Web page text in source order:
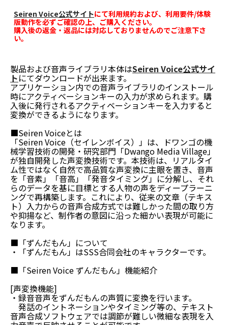
Seiren Voice公式サイトにて利用規約および、利用要件/体験
版動作を必ずご確認の上、ご購入ください。
購入後の返金・返品には対応しておりませんのでご注意下さ
い。
製品および音声ライブラリ本体はSeiren Voice公式サイ
トにてダウンロードが出来ます。
アプリケーション内での音声ライブラリのインストール
時にアクティベーションキーの入力が求められます。購
入後に発行されるアクティベーションキーを入力すると
変換ができるようになります。
■Seiren Voiceとは
「Seiren Voice（セイレンボイス）」は、ドワンゴの機
械学習技術の開発・研究部門「Dwango Media Village」
が独自開発した声変換技術です。本技術は、リアルタイ
ム性ではなく自然で高品質な声変換に主眼を置き、音声
を「音素」「音高」「発音タイミング」に分解し、それ
らのデータを基に目標とする人物の声をディープラーニ
ングで再構築します。これにより、従来の文章（テキス
ト）入力からの音声合成方式では難しかった間の取り方
や抑揚など、制作者の意図に沿った細かい表現が可能に
なります。
■「ずんだもん」について
・「ずんだもん」はSSS合同会社のキャラクターです。
■「Seiren Voice ずんだもん」機能紹介
[声変換機能]
・録音音声をずんだもんの声質に変換を行います。
発話のイントネーションやタイミング等の、テキスト
音声合成ソフトウェアでは調節が難しい微細な表現を入